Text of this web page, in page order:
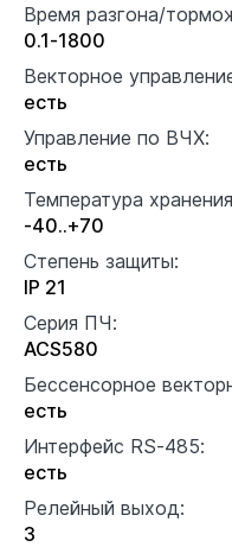
Время разгона/
0.1-1800
Векторное
есть
Управление по ВЧХ:
есть
Температура
-40..+70
Степень защиты:
IP 21
Серия ПЧ:
ACS580
Бессенсорное
есть
Интерфейс RS-485:
есть
Релейный выход:
3